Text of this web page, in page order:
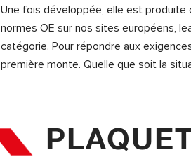
Une fois développée, elle est produite
normes OE sur nos sites européens,
catégorie. Pour répondre aux
première monte. Quelle que soit la